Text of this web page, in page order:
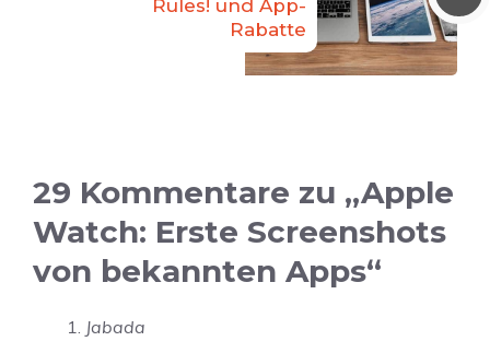
Rules! und App-
Rabatte
29 Kommentare zu „Apple
Watch: Erste Screenshots
von bekannten Apps“
Jabada